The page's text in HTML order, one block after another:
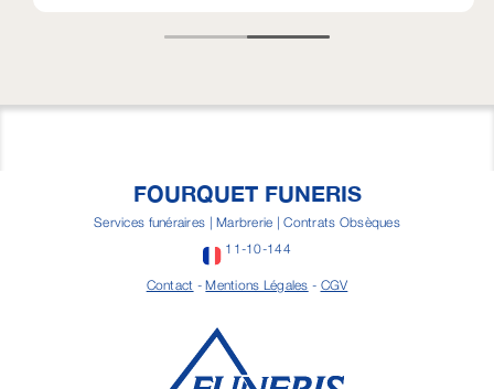
FOURQUET FUNERIS
Services funéraires | Marbrerie | Contrats Obsèques
11-10-144
Contact -Mentions Légales - CGV